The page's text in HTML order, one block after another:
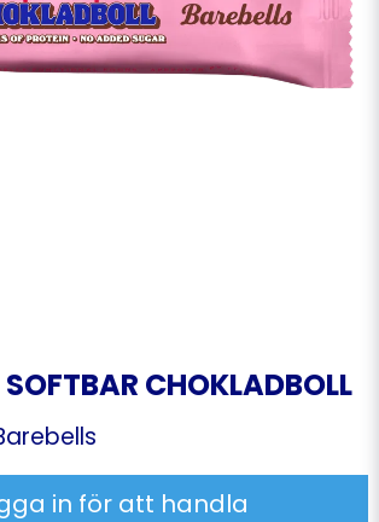
SOFTBAR CHOKLADBOLL
in för att handla